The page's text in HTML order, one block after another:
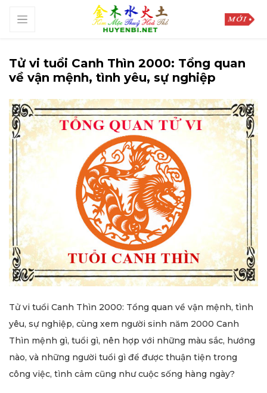
Tử vi tuổi Canh Thìn 2000: Tổng quan
về vận mệnh, tình yêu, sự nghiệp
Tử vi tuổi Canh Thìn 2000: Tổng quan về vận mệnh, tình
yêu, sự nghiệp, cùng xem người sinh năm 2000 Canh
Thìn mệnh gì, tuổi gì, nên hợp với những màu sắc, hướng
nào, và những người tuổi gì để được thuận tiện trong
công việc, tình cảm cũng như cuộc sống hàng ngày?